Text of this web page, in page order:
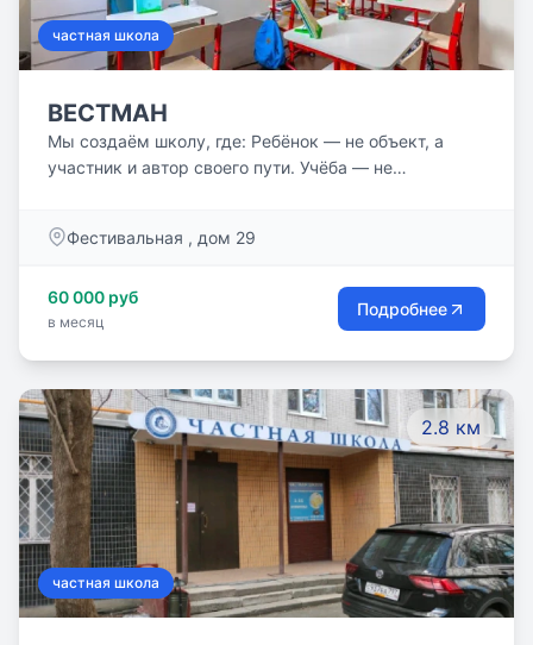
частная школа
ВЕСТМАН
Мы создаём школу, где: Ребёнок — не объект, а
участник и автор своего пути. Учёба — не
Фестивальная , дом 29
60 000 руб
в месяц
Подробнее
2.8 км
частная школа